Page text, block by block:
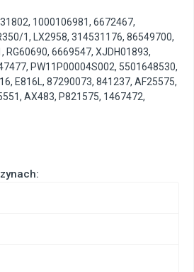
, 1000106981, 6672467,
1, LX2958, 314531176, 86549700,
, RG60690, 6669547, XJDH01893,
, PW11P00004S002, 5501648530,
, E816L , 87290073, 841237, AF25575,
, AX483, P821575, 1467472,